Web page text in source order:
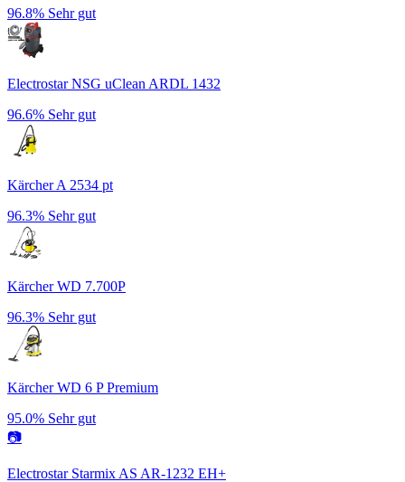
96.8% Sehr gut
Electrostar NSG uClean ARDL 1432
96.6% Sehr gut
Kärcher A 2534 pt
96.3% Sehr gut
Kärcher WD 7.700P
96.3% Sehr gut
Kärcher WD 6 P Premium
95.0% Sehr gut
📷
Electrostar Starmix AS AR-1232 EH+